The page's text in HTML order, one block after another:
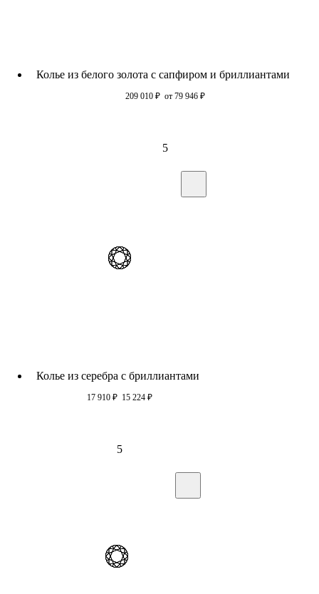
Колье из белого золота с сапфиром и бриллиантами
209 010 ₽ от 79 946 ₽
5
Колье из серебра c бриллиантами
17 910 ₽ 15 224 ₽
5